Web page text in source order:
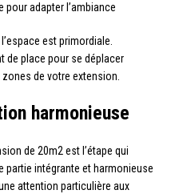
adapter l’ambiance
est primordiale.
de place pour se déplacer
de votre extension.
harmonieuse
de 20m2 est l’étape qui
partie intégrante et harmonieuse
attention particulière aux